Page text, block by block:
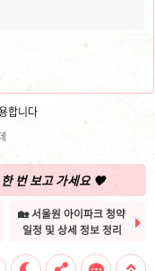
합니다
번 보고 가세요 🧡
🏡 서울원 아이파크 청약
일정 및 상세 정보 정리
